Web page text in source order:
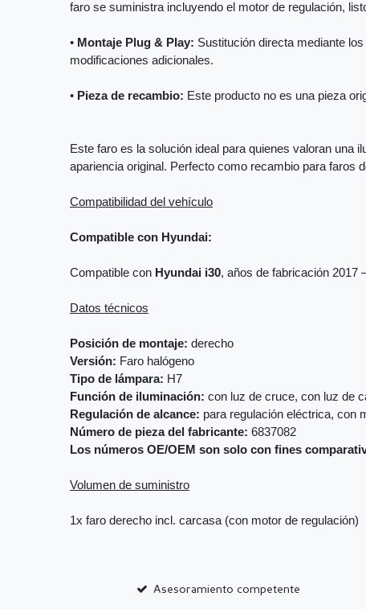
faro se suministra incluyendo el motor de regulación,
• Montaje Plug & Play: Sustitución directa mediante
modificaciones adicionales.
• Pieza de recambio: Este producto no es una pieza
Este faro es la solución ideal para quienes valoran una
apariencia original. Perfecto como recambio para faros
Compatibilidad del vehículo
Compatible con Hyundai:
Compatible con Hyundai i30, años de fabricación 2017
Datos técnicos
Posición de montaje: derecho
Versión: Faro halógeno
Tipo de lámpara: H7
Función de iluminación: con luz de cruce, con luz de
Regulación de alcance: para regulación eléctrica, con
Número de pieza del fabricante: 6837082
Los números OE/OEM son solo con fines
Volumen de suministro
1x faro derecho incl. carcasa (con motor de regulación)
Asesoramiento competente